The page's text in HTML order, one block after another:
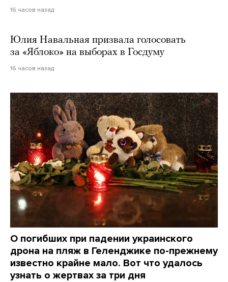
16 часов назад
Юлия Навальная призвала голосовать
за «Яблоко» на выборах в Госдуму
16 часов назад
О погибших при падении украинского
дрона на пляж в Геленджике по-прежнему
известно крайне мало. Вот что удалось
узнать о жертвах за три дня